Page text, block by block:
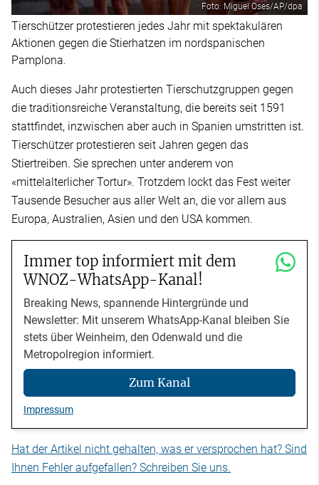
Foto: Miguel Oses/AP/dpa
Tierschützer protestieren jedes Jahr mit spektakulären
Aktionen gegen die Stierhatzen im nordspanischen
Pamplona.
Auch dieses Jahr protestierten Tierschutzgruppen gegen
die traditionsreiche Veranstaltung, die bereits seit 1591
stattfindet, inzwischen aber auch in Spanien umstritten ist.
Tierschützer protestieren seit Jahren gegen das
Stiertreiben. Sie sprechen unter anderem von
«mittelalterlicher Tortur». Trotzdem lockt das Fest weiter
Tausende Besucher aus aller Welt an, die vor allem aus
Europa, Australien, Asien und den USA kommen.
Immer top informiert mit dem
WNOZ-WhatsApp-Kanal!
Breaking News, spannende Hintergründe und
Newsletter: Mit unserem WhatsApp-Kanal bleiben Sie
stets über Weinheim, den Odenwald und die
Metropolregion informiert.
Zum Kanal
Impressum
Hat der Artikel nicht gehalten, was er versprochen hat? Sind
Ihnen Fehler aufgefallen? Schreiben Sie uns.